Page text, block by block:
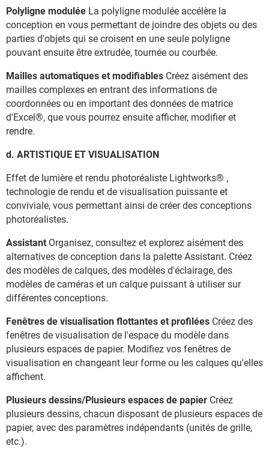
Polyligne modulée La polyligne modulée accélère la
conception en vous permettant de joindre des objets ou des
parties d'objets qui se croisent en une seule polyligne
pouvant ensuite être extrudée, tournée ou courbée.
Mailles automatiques et modifiables Créez aisément des
mailles complexes en entrant des informations de
coordonnées ou en important des données de matrice
d'Excel®, que vous pourrez ensuite afficher, modifier et
rendre.
d. ARTISTIQUE ET VISUALISATION
Effet de lumière et rendu photoréaliste Lightworks® ,
technologie de rendu et de visualisation puissante et
conviviale, vous permettant ainsi de créer des conceptions
photoréalistes.
Assistant Organisez, consultez et explorez aisément des
alternatives de conception dans la palette Assistant. Créez
des modèles de calques, des modèles d'éclairage, des
modèles de caméras et un calque puissant à utiliser sur
différentes conceptions.
Fenêtres de visualisation flottantes et profilées Créez des
fenêtres de visualisation de l'espace du modèle dans
plusieurs espaces de papier. Modifiez vos fenêtres de
visualisation en changeant leur forme ou les calques qu'elles
affichent.
Plusieurs dessins/Plusieurs espaces de papier Créez
plusieurs dessins, chacun disposant de plusieurs espaces de
papier, avec des paramètres indépendants (unités de grille,
etc.).